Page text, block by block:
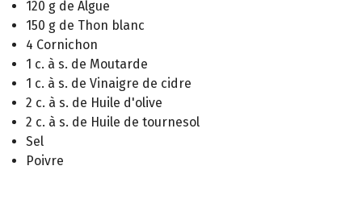
120 g de Algue
150 g de Thon blanc
4 Cornichon
1 c. à s. de Moutarde
1 c. à s. de Vinaigre de cidre
2 c. à s. de Huile d'olive
2 c. à s. de Huile de tournesol
Sel
Poivre